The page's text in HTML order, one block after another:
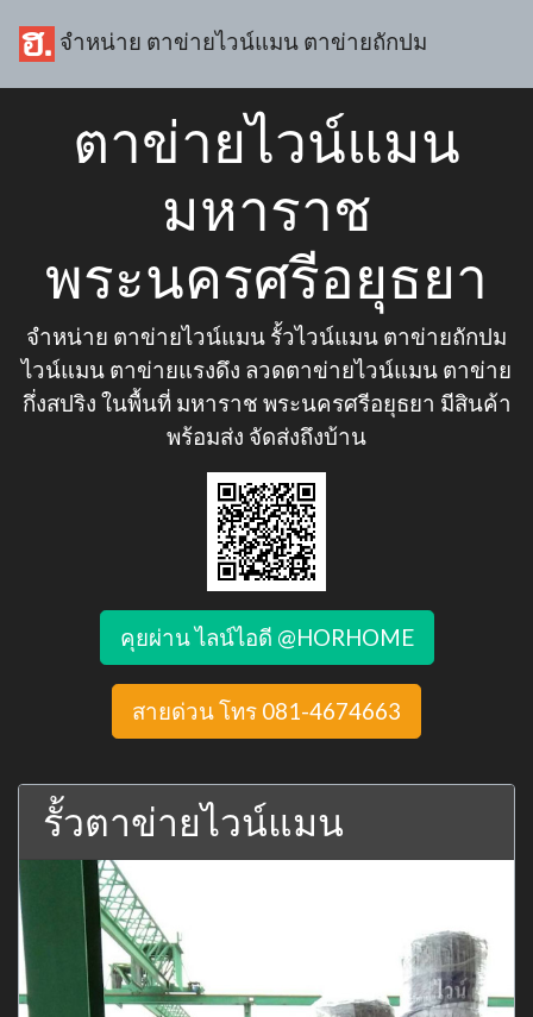
จำหน่าย ตาข่ายไวน์แมน ตาข่ายถักปม
ตาข่ายไวน์แมน
มหาราช
พระนครศรีอยุธยา
จำหน่าย ตาข่ายไวน์แมน รั้วไวน์แมน ตาข่ายถักปม
ไวน์แมน ตาข่ายแรงดึง ลวดตาข่ายไวน์แมน ตาข่าย
กึ่งสปริง ในพื้นที่ มหาราช พระนครศรีอยุธยา มีสินค้า
พร้อมส่ง จัดส่งถึงบ้าน
คุยผ่าน ไลน์ไอดี @HORHOME
สายด่วน โทร 081-4674663
รั้วตาข่ายไวน์แมน